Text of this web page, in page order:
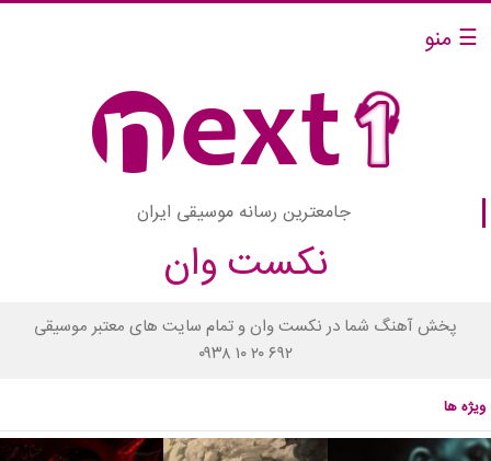
☰ منو
جامعترین رسانه موسیقی ایران
نکست وان
پخش آهنگ شما در نکست وان و تمام سایت های معتبر موسیقی
۰۹۳۸ ۱۰ ۲۰ ۶۹۲
ویژه ها